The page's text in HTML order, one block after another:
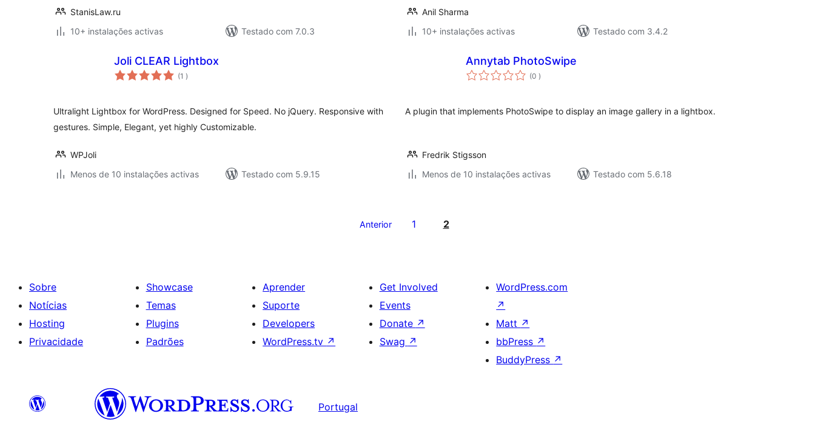
StanisLaw.ru
10+ instalações activas
Testado com 7.0.3
Anil Sharma
10+ instalações activas
Testado com 3.4.2
Joli CLEAR Lightbox
(1 classificações
)
Ultralight Lightbox for WordPress. Designed for Speed. No jQuery. Responsive with
gestures. Simple, Elegant, yet highly Customizable.
WPJoli
Menos de 10 instalações activas
Testado com 5.9.15
Annytab PhotoSwipe
(0 classificações
)
A plugin that implements PhotoSwipe to display an image gallery in a lightbox.
Fredrik Stigsson
Menos de 10 instalações activas
Testado com 5.6.18
Anterior 1 2
Sobre
Notícias
Hosting
Privacidade
Showcase
Temas
Plugins
Padrões
Aprender
Suporte
Developers
WordPress.tv ↗
Get Involved
Events
Donate ↗
Swag ↗
WordPress.com
↗
Matt ↗
bbPress ↗
BuddyPress ↗
Portugal